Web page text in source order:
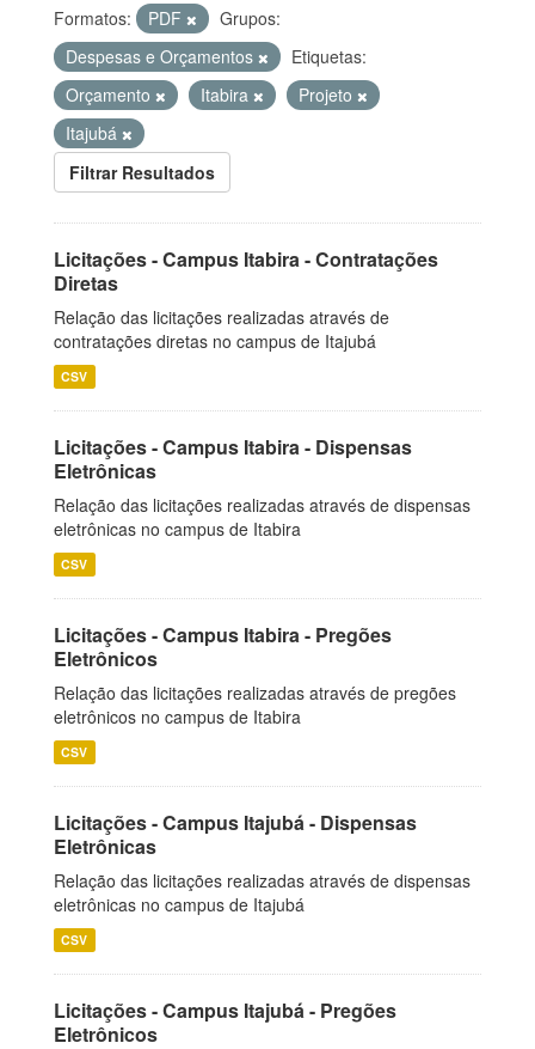
Formatos: PDF
Grupos:
Despesas e Orçamentos
Etiquetas:
Orçamento
Itabira
Projeto
Itajubá
Filtrar Resultados
Licitações - Campus Itabira - Contratações
Diretas
Relação das licitações realizadas através de
contratações diretas no campus de Itajubá
CSV
Licitações - Campus Itabira - Dispensas
Eletrônicas
Relação das licitações realizadas através de dispensas
eletrônicas no campus de Itabira
CSV
Licitações - Campus Itabira - Pregões
Eletrônicos
Relação das licitações realizadas através de pregões
eletrônicos no campus de Itabira
CSV
Licitações - Campus Itajubá - Dispensas
Eletrônicas
Relação das licitações realizadas através de dispensas
eletrônicas no campus de Itajubá
CSV
Licitações - Campus Itajubá - Pregões
Eletrônicos